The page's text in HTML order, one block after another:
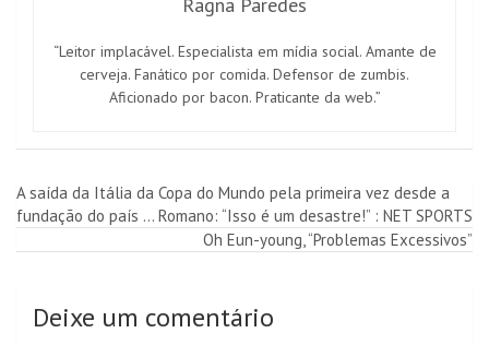
“Leitor implacável. Especialista em mídia social. Amante de
cerveja. Fanático por comida. Defensor de zumbis.
Aficionado por bacon. Praticante da web.”
Navegação
de
A saída da Itália da Copa do Mundo pela primeira vez desde a
fundação do país … Romano: “Isso é um desastre!” : NET SPORTS
Oh Eun-young, “Problemas Excessivos”
Deixe um comentário